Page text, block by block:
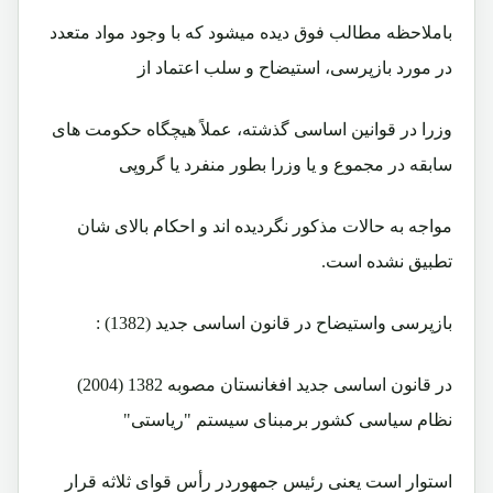
باملاحظه مطالب فوق ديده ميشود که با وجود مواد متعدد
در مورد بازپرسی، استيضاح و سلب اعتماد از
وزرا در قوانين اساسی گذشته، عملاً هيچگاه حکومت های
سابقه در مجموع و يا وزرا بطور منفرد يا گروپی
مواجه به حالات مذکور نگرديده اند و احکام بالای شان
تطبيق نشده است.
بازپرسی واستيضاح در قانون اساسی جديد (1382) :
در قانون اساسی جديد افغانستان مصوبه 1382 (2004)
نظام سياسی کشور برمبنای سيستم "ریاستی"
استوار است يعنی رئيس جمهوردر رأس قوای ثلاثه قرار